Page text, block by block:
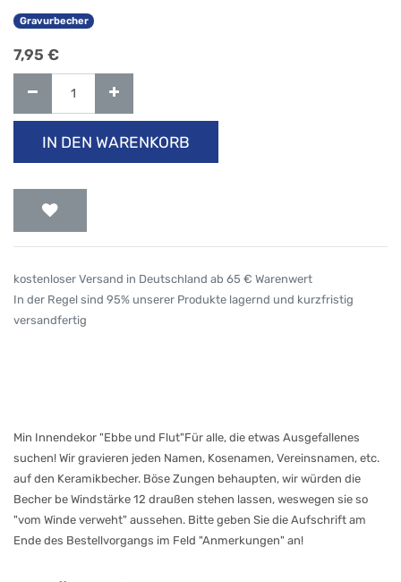
Gravurbecher
7,95 €
IN DEN WARENKORB
kostenloser Versand in Deutschland ab 65 € Warenwert
In der Regel sind 95% unserer Produkte lagernd und kurzfristig
versandfertig
Min Innendekor "Ebbe und Flut"Für alle, die etwas Ausgefallenes
suchen! Wir gravieren jeden Namen, Kosenamen, Vereinsnamen, etc.
auf den Keramikbecher. Böse Zungen behaupten, wir würden die
Becher be Windstärke 12 draußen stehen lassen, weswegen sie so
"vom Winde verweht" aussehen. Bitte geben Sie die Aufschrift am
Ende des Bestellvorgangs im Feld "Anmerkungen" an!